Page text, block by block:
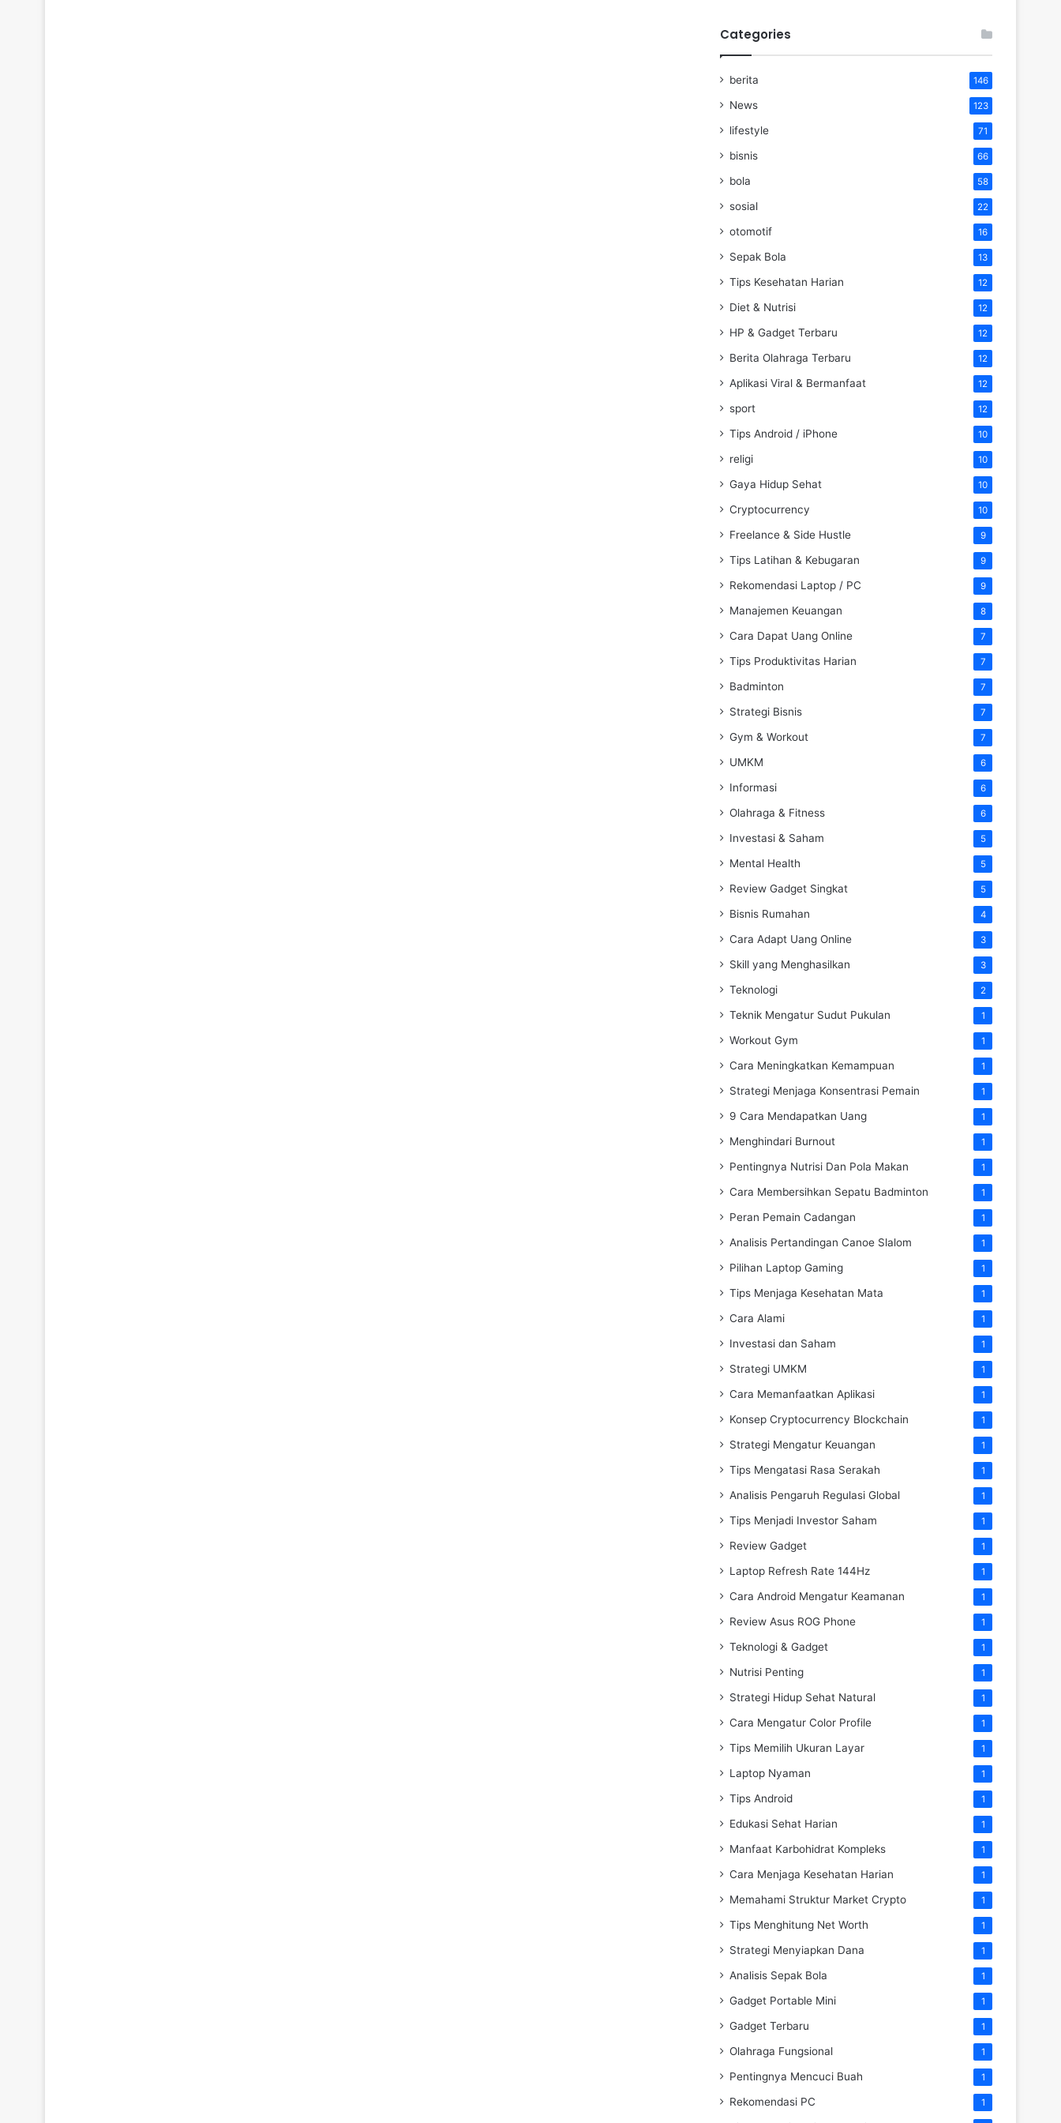
Categories
berita 146
News 123
lifestyle 71
bisnis 66
bola 58
sosial 22
otomotif 16
Sepak Bola 13
Tips Kesehatan Harian 12
Diet & Nutrisi 12
HP & Gadget Terbaru 12
Berita Olahraga Terbaru 12
Aplikasi Viral & Bermanfaat 12
sport 12
Tips Android / iPhone 10
religi 10
Gaya Hidup Sehat 10
Cryptocurrency 10
Freelance & Side Hustle 9
Tips Latihan & Kebugaran 9
Rekomendasi Laptop / PC 9
Manajemen Keuangan 8
Cara Dapat Uang Online 7
Tips Produktivitas Harian 7
Badminton 7
Strategi Bisnis 7
Gym & Workout 7
UMKM 6
Informasi 6
Olahraga & Fitness 6
Investasi & Saham 5
Mental Health 5
Review Gadget Singkat 5
Bisnis Rumahan 4
Cara Adapt Uang Online 3
Skill yang Menghasilkan 3
Teknologi 2
Teknik Mengatur Sudut Pukulan 1
Workout Gym 1
Cara Meningkatkan Kemampuan 1
Strategi Menjaga Konsentrasi Pemain 1
9 Cara Mendapatkan Uang 1
Menghindari Burnout 1
Pentingnya Nutrisi Dan Pola Makan 1
Cara Membersihkan Sepatu Badminton 1
Peran Pemain Cadangan 1
Analisis Pertandingan Canoe Slalom 1
Pilihan Laptop Gaming 1
Tips Menjaga Kesehatan Mata 1
Cara Alami 1
Investasi dan Saham 1
Strategi UMKM 1
Cara Memanfaatkan Aplikasi 1
Konsep Cryptocurrency Blockchain 1
Strategi Mengatur Keuangan 1
Tips Mengatasi Rasa Serakah 1
Analisis Pengaruh Regulasi Global 1
Tips Menjadi Investor Saham 1
Review Gadget 1
Laptop Refresh Rate 144Hz 1
Cara Android Mengatur Keamanan 1
Review Asus ROG Phone 1
Teknologi & Gadget 1
Nutrisi Penting 1
Strategi Hidup Sehat Natural 1
Cara Mengatur Color Profile 1
Tips Memilih Ukuran Layar 1
Laptop Nyaman 1
Tips Android 1
Edukasi Sehat Harian 1
Manfaat Karbohidrat Kompleks 1
Cara Menjaga Kesehatan Harian 1
Memahami Struktur Market Crypto 1
Tips Menghitung Net Worth 1
Strategi Menyiapkan Dana 1
Analisis Sepak Bola 1
Gadget Portable Mini 1
Gadget Terbaru 1
Olahraga Fungsional 1
Pentingnya Mencuci Buah 1
Rekomendasi PC 1